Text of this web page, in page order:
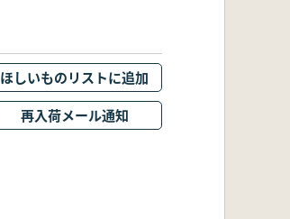
ほしいものリストに追加
再入荷メール通知